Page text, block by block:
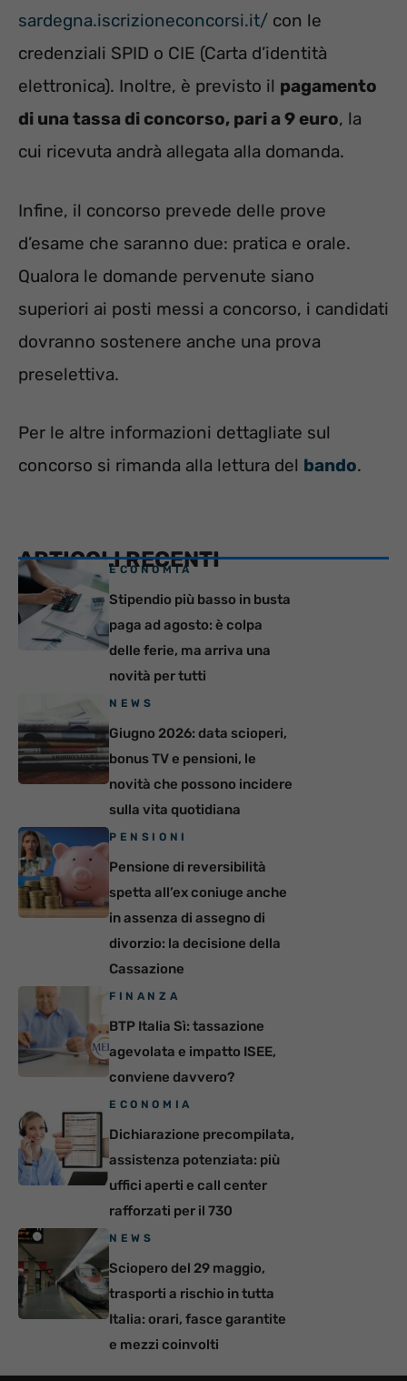
sardegna.iscrizioneconcorsi.it/ con le
credenziali SPID o CIE (Carta d’identità
elettronica). Inoltre, è previsto il pagamento
di una tassa di concorso, pari a 9 euro, la
cui ricevuta andrà allegata alla domanda.
Infine, il concorso prevede delle prove
d’esame che saranno due: pratica e orale.
Qualora le domande pervenute siano
superiori ai posti messi a concorso, i candidati
dovranno sostenere anche una prova
preselettiva.
Per le altre informazioni dettagliate sul
concorso si rimanda alla lettura del bando.
ARTICOLI RECENTI
ECONOMIA
Stipendio più basso in busta
paga ad agosto: è colpa
delle ferie, ma arriva una
novità per tutti
NEWS
Giugno 2026: data scioperi,
bonus TV e pensioni, le
novità che possono incidere
sulla vita quotidiana
PENSIONI
Pensione di reversibilità
spetta all’ex coniuge anche
in assenza di assegno di
divorzio: la decisione della
Cassazione
FINANZA
BTP Italia Sì: tassazione
agevolata e impatto ISEE,
conviene davvero?
ECONOMIA
Dichiarazione precompilata,
assistenza potenziata: più
uffici aperti e call center
rafforzati per il 730
NEWS
Sciopero del 29 maggio,
trasporti a rischio in tutta
Italia: orari, fasce garantite
e mezzi coinvolti